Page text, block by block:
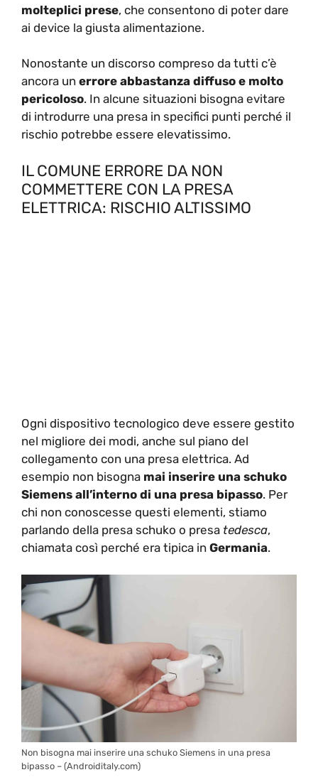
molteplici prese, che consentono di poter dare
ai device la giusta alimentazione.
Nonostante un discorso compreso da tutti c’è
ancora un errore abbastanza diffuso e molto
pericoloso. In alcune situazioni bisogna evitare
di introdurre una presa in specifici punti perché il
rischio potrebbe essere elevatissimo.
IL COMUNE ERRORE DA NON
COMMETTERE CON LA PRESA
ELETTRICA: RISCHIO ALTISSIMO
Ogni dispositivo tecnologico deve essere gestito
nel migliore dei modi, anche sul piano del
collegamento con una presa elettrica. Ad
esempio non bisogna mai inserire una schuko
Siemens all’interno di una presa bipasso. Per
chi non conoscesse questi elementi, stiamo
parlando della presa schuko o presa tedesca,
chiamata così perché era tipica in Germania.
Non bisogna mai inserire una schuko Siemens in una presa
bipasso – (Androiditaly.com)